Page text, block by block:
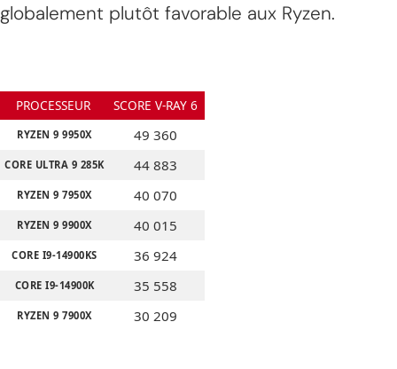
globalement plutôt favorable aux Ryzen.
PROCESSEUR SCORE V-RAY 6
RYZEN 9 9950X 49 360
CORE ULTRA 9 285K 44 883
RYZEN 9 7950X 40 070
RYZEN 9 9900X 40 015
CORE I9-14900KS 36 924
CORE I9-14900K 35 558
RYZEN 9 7900X 30 209